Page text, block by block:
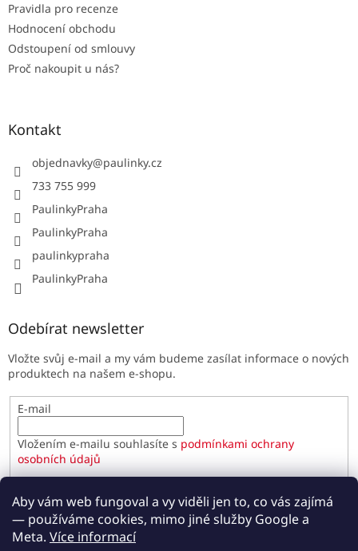
Aby vám web fungoval a vy viděli jen to, co vás zajímá
— používáme cookies, mimo jiné služby Google a
Meta. Více informací
Pravidla pro recenze
Hodnocení obchodu
Odstoupení od smlouvy
Proč nakoupit u nás?
Kontakt
objednavky@paulinky.cz
733 755 999
PaulinkyPraha
PaulinkyPraha
paulinkypraha
PaulinkyPraha
Odebírat newsletter
Vložte svůj e-mail a my vám budeme zasílat informace o nových
produktech na našem e-shopu.
E-mail
Vložením e-mailu souhlasíte s podmínkami ochrany
osobních údajů
PŘIHLÁSIT SE